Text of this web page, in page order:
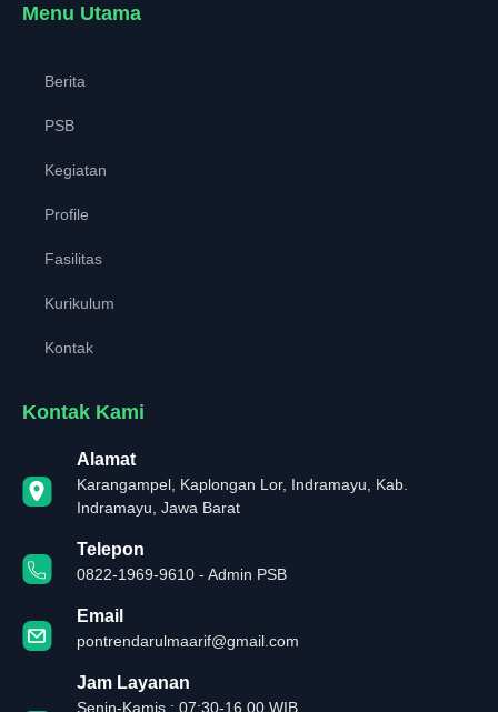
Menu Utama
Berita
PSB
Kegiatan
Profile
Fasilitas
Kurikulum
Kontak
Kontak Kami
Alamat
Karangampel, Kaplongan Lor, Indramayu, Kab.
Indramayu, Jawa Barat
Telepon
0822-1969-9610 - Admin PSB
Email
pontrendarulmaarif@gmail.com
Jam Layanan
Senin-Kamis : 07:30-16.00 WIB